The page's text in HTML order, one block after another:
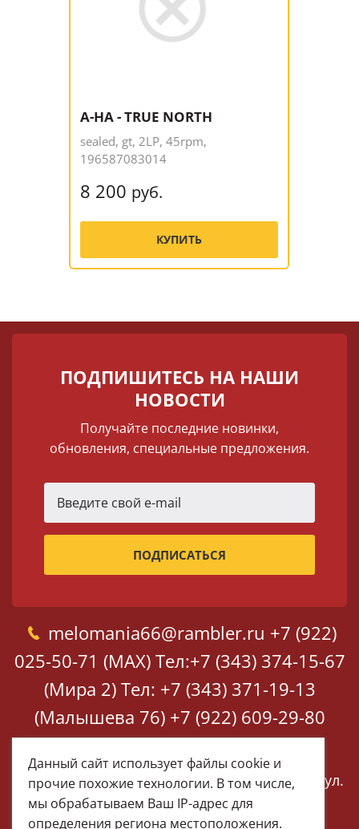
A-HA - TRUE NORTH
sealed, gt, 2LP, 45rpm,
196587083014
8 200 руб.
КУПИТЬ
ПОДПИШИТЕСЬ НА НАШИ
НОВОСТИ
Получайте последние новинки,
обновления, специальные предложения.
melomania66@rambler.ru +7 (922)
025-50-71 (MAX) Тел:+7 (343) 374-15-67
(Мира 2) Тел: +7 (343) 371-19-13
(Малышева 76) +7 (922) 609-29-80
(MAX)
Екатеринбург, ул. Мира 2
Екатеринбург, ул.
Малышева 76
Данный сайт использует файлы cookie и
прочие похожие технологии. В том числе,
мы обрабатываем Ваш IP-адрес для
определения региона местоположения.